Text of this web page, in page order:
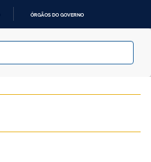
ÓRGÃOS DO GOVERNO